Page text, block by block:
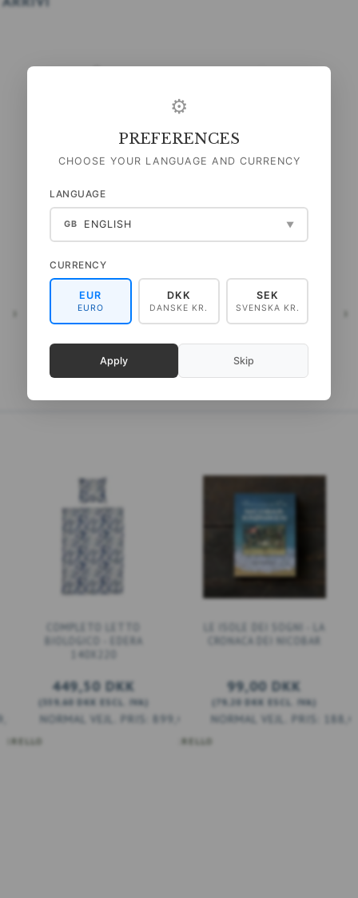
BINARIO MAGNETICO A4 -
NERO
89,00 DKK
71,20 DKKESCL. IVA
MAGNETSKINNE A4 -
BIANCO
89,00 DKK
71,20 DKKESCL. IVA
VEDI TUTTE LE OPZIONI
AGGIUNGI AL CARRELLO
DKK
COMPLETO LETTO
BIOLOGICO - EDERA
140X220
449,50 DKK
(359,60 DKK ESCL. IVA)
899,00 DKK
LE ISOLE DEI SOGNI - LA
CRONACA DEI NICOBAR
99,00 DKK
( 79,20 DKK ESCL. IVA)
AGGIUNGI AL CARRELLO
⚙
PREFERENCES
CHOOSE YOUR LANGUAGE AND CURRENCY
LANGUAGE
GB ENGLISH ▼
CURRENCY
EUR
EURO
DKK
DANSKE KR.
SEK
SVENSKA KR.
Apply Skip